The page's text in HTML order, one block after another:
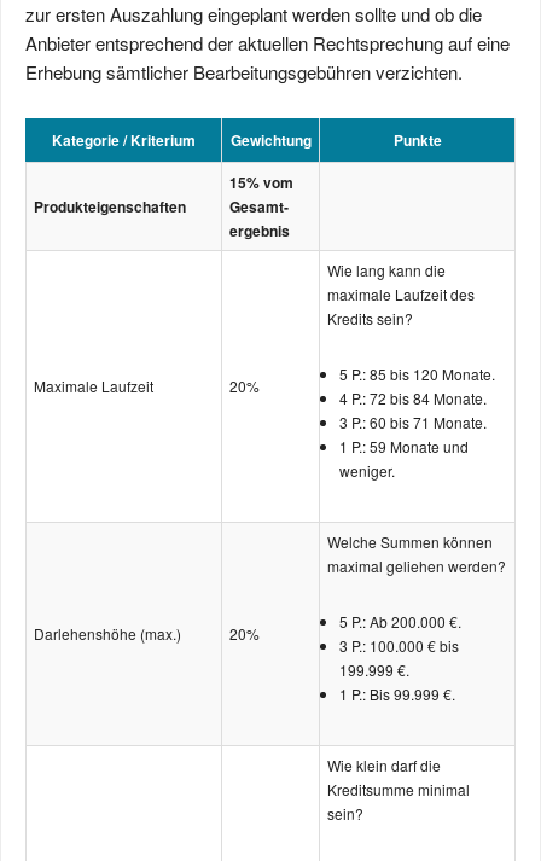
zur ersten Auszahlung eingeplant werden sollte und ob die
Anbieter entsprechend der aktuellen Rechtsprechung auf eine
Erhebung sämtlicher Bearbeitungsgebühren verzichten.
Kategorie / Kriterium Gewichtung Punkte
Produkt­eigenschaften
15% vom
Gesamt­
ergebnis
Maximale Laufzeit 20%
Wie lang kann die
maximale Laufzeit des
Kredits sein?
5 P.: 85 bis 120 Monate.
4 P.: 72 bis 84 Monate.
3 P.: 60 bis 71 Monate.
1 P.: 59 Monate und
weniger.
Darlehenshöhe (max.) 20%
Welche Summen können
maximal geliehen werden?
5 P.: Ab 200.000 €.
3 P.: 100.000 € bis
199.999 €.
1 P.: Bis 99.999 €.
Wie klein darf die
Kreditsumme minimal
sein?